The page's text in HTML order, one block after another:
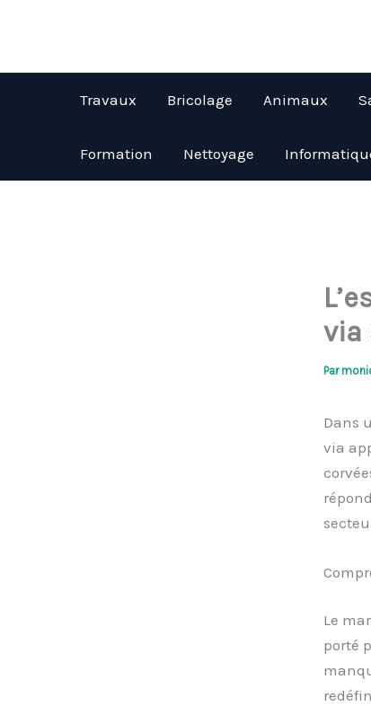
Travaux Bricolage Animaux
Formation Nettoyage
via
Par
Dans
via
Le
porté